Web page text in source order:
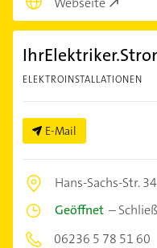
ELEKTROINSTALLATIONEN
E-Mail
Hans-Sachs-Str.
Geöffnet –
06236 5 78 51 60